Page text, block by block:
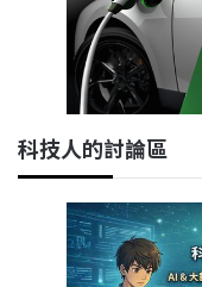
科技人的討論區